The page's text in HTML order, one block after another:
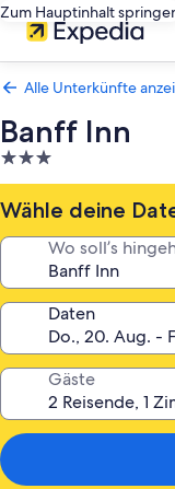
Zum Hauptinhalt
Alle Unterkünfte
Banff Inn
3.0-
Sterne-
Unterkunft
Wähle deine
Wo soll’s
Daten
Gäste